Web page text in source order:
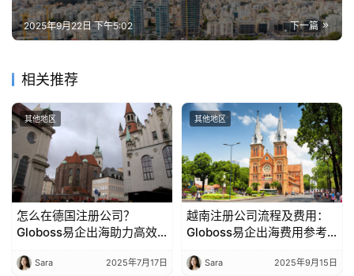
下一篇
2025年9月22日 下午5:02
相关推荐
其他地区
怎么在德国注册公司？
Globoss易企出海助力高效
Sara 2025年7月17日
其他地区
越南注册公司流程及费用：
Globoss易企出海费用参考
Sara 2025年9月15日